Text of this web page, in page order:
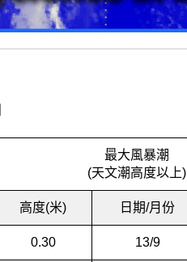
最大風暴潮
(天文潮高度以上)
高度(米) 日期/月份
0.30 13/9